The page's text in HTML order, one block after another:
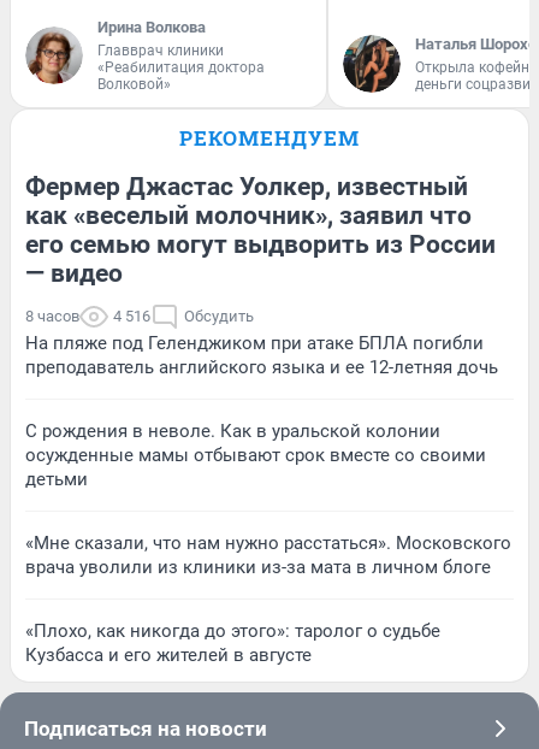
Ирина Волкова
Главврач клиники
«Реабилитация доктора
Волковой»
Наталья
Открыла
деньги
РЕКОМЕНДУЕМ
Фермер Джастас Уолкер, известный
как «веселый молочник», заявил что
его семью могут выдворить из России
— видео
8 часов 4 516 Обсудить
На пляже под Геленджиком при атаке БПЛА погибли
преподаватель английского языка и ее 12-летняя дочь
С рождения в неволе. Как в уральской колонии
осужденные мамы отбывают срок вместе со своими
детьми
«Мне сказали, что нам нужно расстаться». Московского
врача уволили из клиники из-за мата в личном блоге
«Плохо, как никогда до этого»: таролог о судьбе
Кузбасса и его жителей в августе
Подписаться на новости